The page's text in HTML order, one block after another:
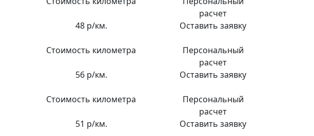
расчет
48 р/км.
Оставить заявку
Стоимость километра
Персональный
расчет
56 р/км.
Оставить заявку
Стоимость километра
Персональный
расчет
51 р/км.
Оставить заявку